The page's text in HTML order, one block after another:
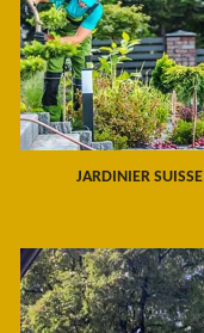
JARDINIER SUISSE